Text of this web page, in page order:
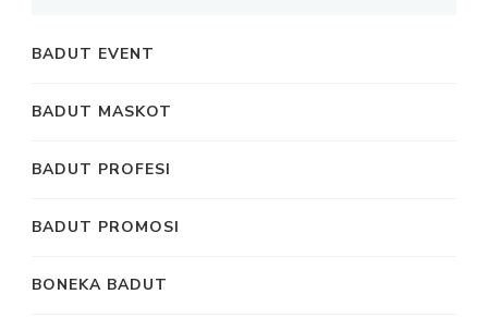
BADUT EVENT
BADUT MASKOT
BADUT PROFESI
BADUT PROMOSI
BONEKA BADUT